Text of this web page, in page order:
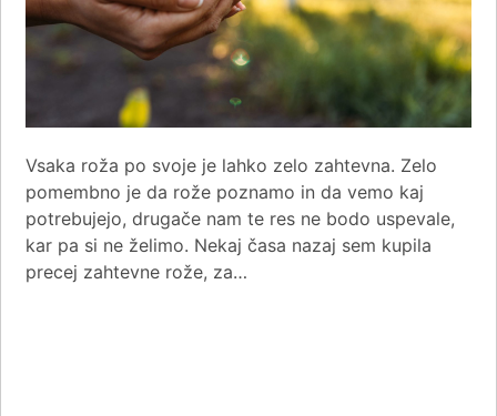
Vsaka roža po svoje je lahko zelo zahtevna. Zelo
pomembno je da rože poznamo in da vemo kaj
potrebujejo, drugače nam te res ne bodo uspevale,
kar pa si ne želimo. Nekaj časa nazaj sem kupila
precej zahtevne rože, za…